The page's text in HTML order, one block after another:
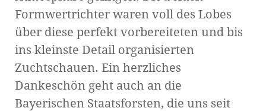
Formwertrichter waren voll des Lobes
über diese perfekt vorbereiteten und bis
ins kleinste Detail organisierten
Zuchtschauen. Ein herzliches
Dankeschön geht auch an die
Bayerischen Staatsforsten, die uns seit